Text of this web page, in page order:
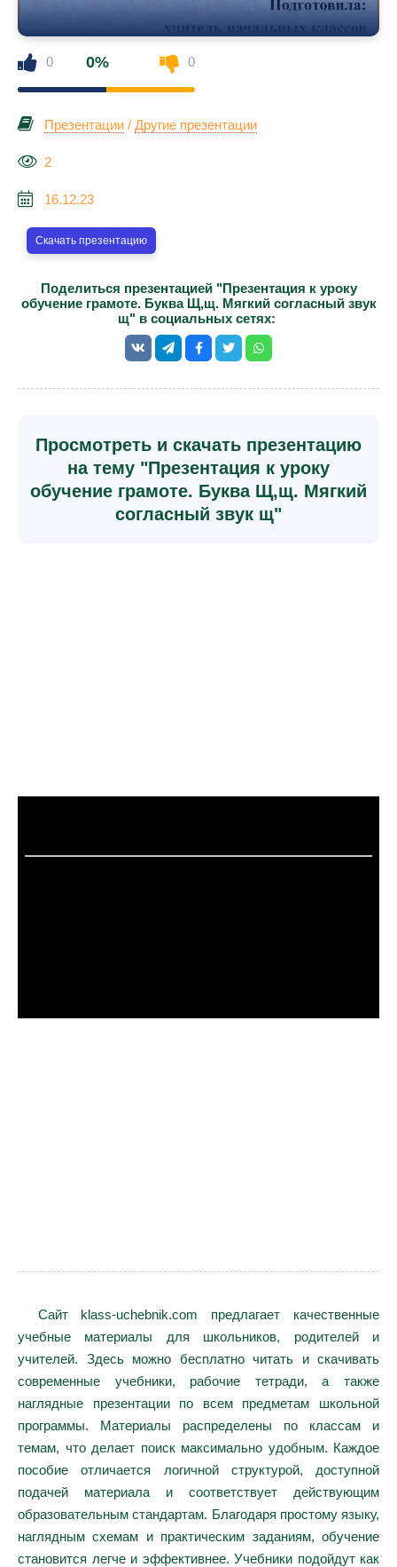
0 0% 0
Презентации / Другие презентации
2
16.12.23
Скачать презентацию
Поделиться презентацией "Презентация к уроку
обучение грамоте. Буква Щ,щ. Мягкий согласный звук
щ" в социальных сетях:
Просмотреть и скачать презентацию
на тему "Презентация к уроку
обучение грамоте. Буква Щ,щ. Мягкий
согласный звук щ"
Сайт klass-uchebnik.com предлагает качественные
учебные материалы для школьников, родителей и
учителей. Здесь можно бесплатно читать и скачивать
современные учебники, рабочие тетради, а также
наглядные презентации по всем предметам школьной
программы. Материалы распределены по классам и
темам, что делает поиск максимально удобным. Каждое
пособие отличается логичной структурой, доступной
подачей материала и соответствует действующим
образовательным стандартам. Благодаря простому языку,
наглядным схемам и практическим заданиям, обучение
становится легче и эффективнее. Учебники подойдут как